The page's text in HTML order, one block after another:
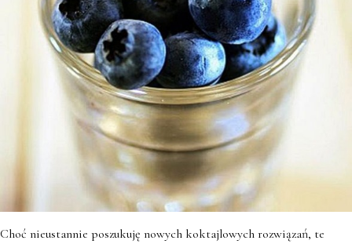
Choć nieustannie poszukuję nowych koktajlowych rozwiązań, te